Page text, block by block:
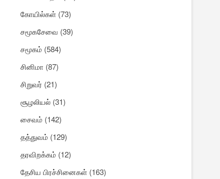
கோயில்கள் (73)
சமூகசேவை (39)
சமூகம் (584)
சினிமா (87)
சிறுவர் (21)
சூழலியல் (31)
சைவம் (142)
தத்துவம் (129)
தரவிறக்கம் (12)
தேசிய பிரச்சினைகள் (163)